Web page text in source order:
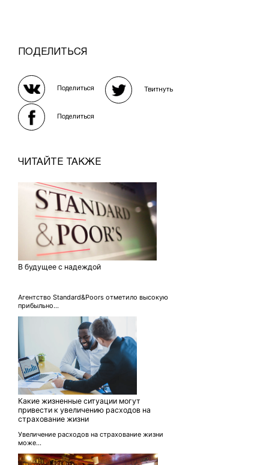
ПОДЕЛИТЬСЯ
Поделиться Твитнуть
Поделиться
ЧИТАЙТЕ ТАКЖЕ
В будущее с надеждой
Агентство Standard&Poors отметило высокую
прибыльно...
Какие жизненные ситуации могут
привести к увеличению расходов на
страхование жизни
Увеличение расходов на страхование жизни
може...